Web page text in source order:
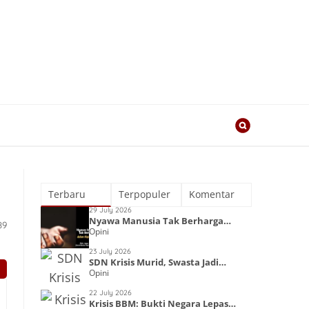
Terbaru Terpopuler Komentar
29 July 2026
Nyawa Manusia Tak Berharga
dalam Kapitalisme
Opini
23 July 2026
SDN Krisis Murid, Swasta Jadi
Primadona
Opini
22 July 2026
Krisis BBM: Bukti Negara Lepas